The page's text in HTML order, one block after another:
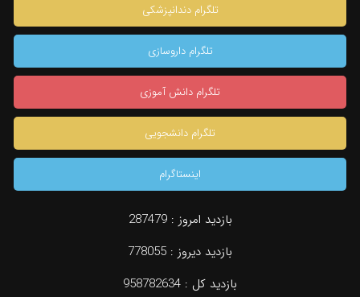
تلگرام دندانپزشکی
تلگرام داروسازی
تلگرام دانش آموزی
تلگرام دانشجویی
اینستاگرام
بازدید امروز :287479
بازدید دیروز : 778055
بازدید کل : 958782634